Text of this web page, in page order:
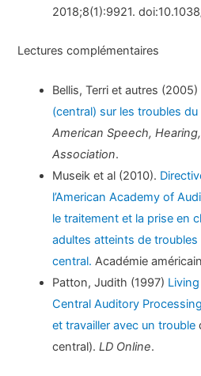
2018;8(1):9921.
Lectures complémentaires
Bellis, Terri et autres (2005)
(central) sur les troubles
American Speech,
Association.
Museik et al (2010).
l’American Academy of
le traitement et la prise en
adultes atteints de
central. Académie
Patton, Judith (1997)
Central Auditory
et travailler avec un trouble
central).LD Online.